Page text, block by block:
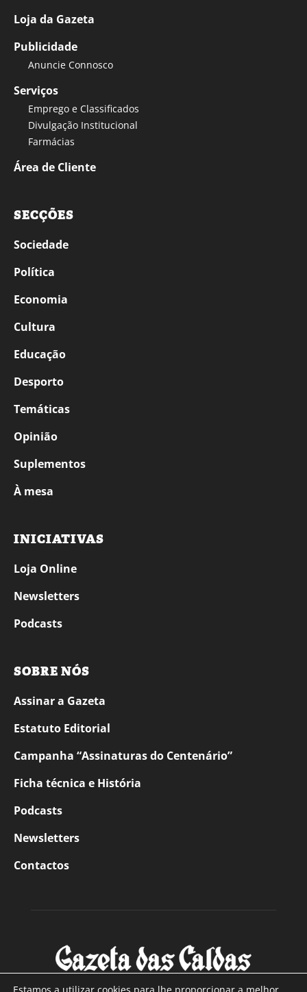
Loja da Gazeta
Publicidade
Anuncie Connosco
Serviços
Emprego e Classificados
Divulgação Institucional
Farmácias
Área de Cliente
SECÇÕES
Sociedade
Política
Economia
Cultura
Educação
Desporto
Temáticas
Opinião
Suplementos
À mesa
INICIATIVAS
Loja Online
Newsletters
Podcasts
SOBRE NÓS
Assinar a Gazeta
Estatuto Editorial
Campanha “Assinaturas do Centenário”
Ficha técnica e História
Podcasts
Newsletters
Contactos